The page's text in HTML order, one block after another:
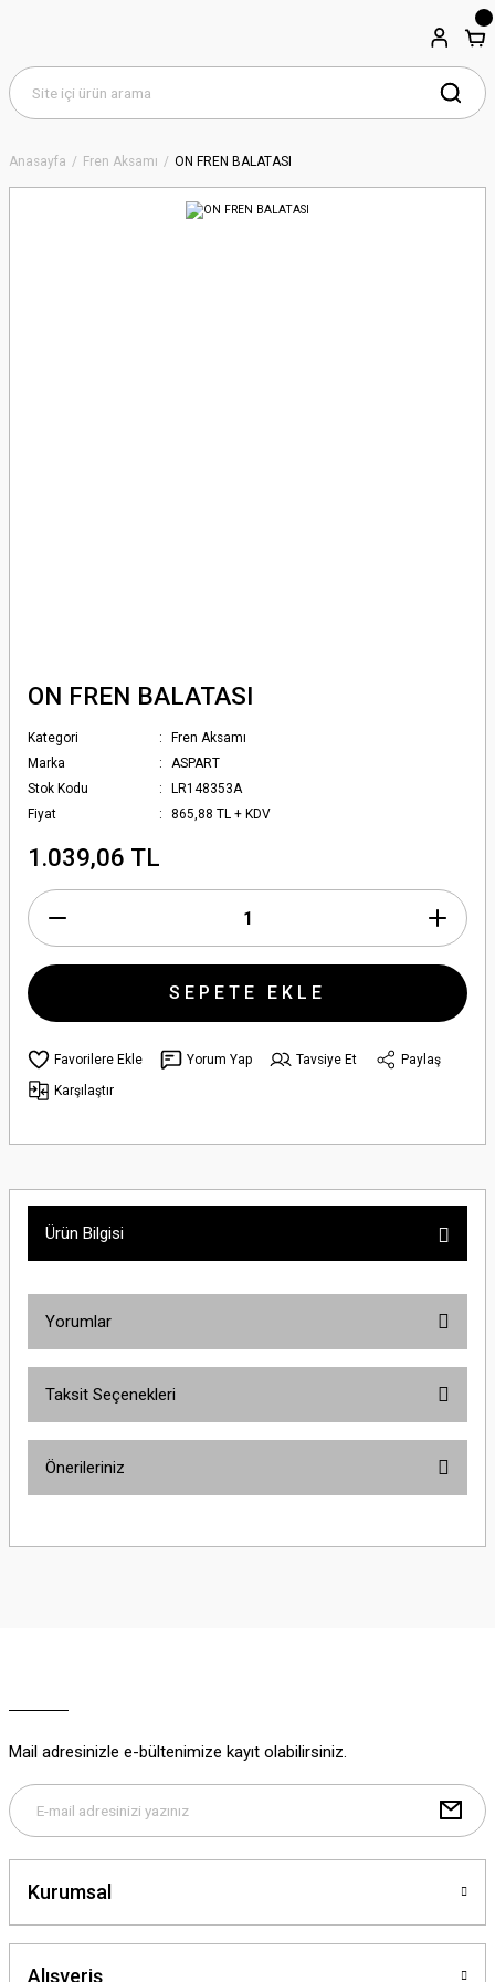
Anasayfa Fren Aksamı ON FREN BALATASI
ON FREN BALATASI
Kategori
Fren Aksamı
Marka
ASPART
Stok Kodu
LR148353A
Fiyat
865,88 TL + KDV
1.039,06 TL
SEPETE EKLE
Yorum Yap Tavsiye Et
Paylaş
Karşılaştır
Ürün Bilgisi
Yorumlar
Taksit Seçenekleri
Önerileriniz
yetersiz gördüğünüz noktaları öneri formunu kullanarak tarafımıza
Bu ürüne benzer farklı alternatifler olmalı.
Mail adresinizle e-bültenimize kayıt olabilirsiniz.
Kurumsal
Alışveriş